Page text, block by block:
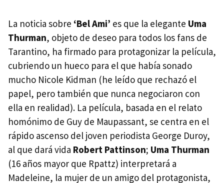
La noticia sobre ‘Bel Ami’ es que la elegante Uma
Thurman, objeto de deseo para todos los fans de
Tarantino, ha firmado para protagonizar la película,
cubriendo un hueco para el que había sonado
mucho Nicole Kidman (he leído que rechazó el
papel, pero también que nunca negociaron con
ella en realidad). La película, basada en el relato
homónimo de Guy de Maupassant, se centra en el
rápido ascenso del joven periodista George Duroy,
al que dará vida Robert Pattinson; Uma Thurman
(16 años mayor que Rpattz) interpretará a
Madeleine, la mujer de un amigo del protagonista,